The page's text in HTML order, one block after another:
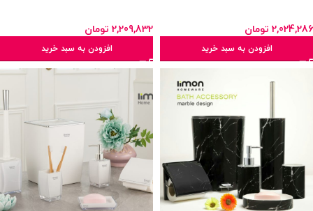
2,024,286 تومان
افزودن به سبد خرید
2,209,832 تومان
افزودن به سبد خرید